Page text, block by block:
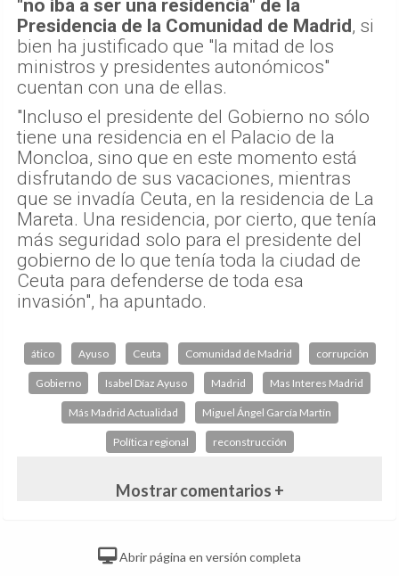
"no iba a ser una residencia" de la
Presidencia de la Comunidad de Madrid, si
bien ha justificado que "la mitad de los
ministros y presidentes autonómicos"
cuentan con una de ellas.
"Incluso el presidente del Gobierno no sólo
tiene una residencia en el Palacio de la
Moncloa, sino que en este momento está
disfrutando de sus vacaciones, mientras
que se invadía Ceuta, en la residencia de La
Mareta. Una residencia, por cierto, que tenía
más seguridad solo para el presidente del
gobierno de lo que tenía toda la ciudad de
Ceuta para defenderse de toda esa
invasión", ha apuntado.
ático Ayuso Ceuta Comunidad de Madrid corrupción
Gobierno Isabel Díaz Ayuso Madrid Mas Interes Madrid
Más Madrid Actualidad Miguel Ángel García Martín
Política regional reconstrucción
Mostrar comentarios +
Abrir página en versión completa